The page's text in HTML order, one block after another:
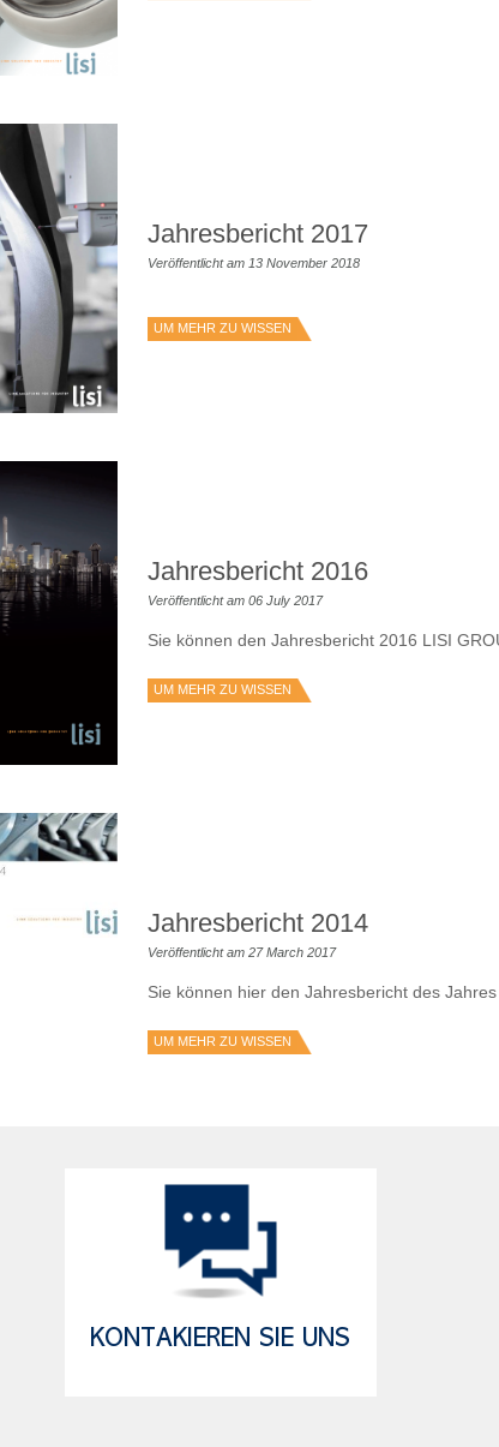
Jahresbericht 2017
Veröffentlicht am 13 November 2018
UM MEHR ZU WISSEN
Jahresbericht 2016
Veröffentlicht am 06 July 2017
Sie können den Jahresbericht 2016 LISI
UM MEHR ZU WISSEN
Jahresbericht 2014
Veröffentlicht am 27 March 2017
Sie können hier den Jahresbericht des
UM MEHR ZU WISSEN
KONTAKIEREN SIE UNS